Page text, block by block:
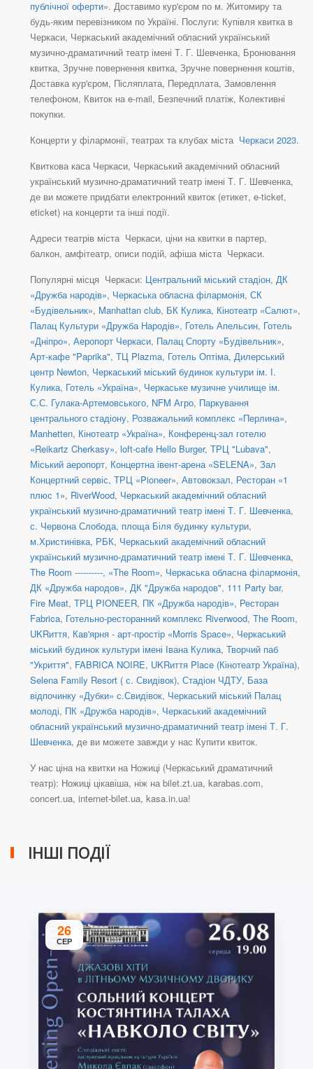
публічної оферти». Доставимо кур'єром по м. Житомиру та
будь-яким перевізником по Україні. Послуги: Купівля квитка в
Черкаси, Черкаський академічний обласний український
музично-драматичний театр імені Т. Г. Шевченка, Бронювання
квитка, Зручне повернення квитка, Зручне повернення коштів,
Доставка кур'єром, Післяплата, Передплата, Замовлення
телефоном, Квиток на e-mail, Безпечний платіж, Колективні
покупки.
Концерти у філармонії, театрах та клубах міста Черкаси 2023.
Квиткова каса Черкаси, Черкаський академічний обласний
український музично-драматичний театр імені Т. Г. Шевченка,
де ви можете придбати електронний квиток (етикет, e-ticket,
eticket) на концерти та інші події.
Адреси театрів міста Черкаси, ціни на квитки в партер,
балкон, амфітеатр, описи подій, афіша міста Черкаси.
Популярні місця Черкаси: Центральний міський стадіон, ДК
«Дружба народів», Черкаська обласна філармонія, СК
«Будівельник», Manhattan club, БК Кулика, Кінотеатр «Салют»,
Палац Культури «Дружба Народів», Готель Апельсин, Готель
«Дніпро», Аеропорт Черкаси, Палац Спорту «Будівельник»,
Арт-кафе "Paprika", ТЦ Plazma, Готель Оптіма, Дилерський
центр Newton, Черкаський міський будинок культури ім. І.
Кулика, Готель «Україна», Черкаське музичне училище ім.
С.С. Гулака-Артемовського, NFM Агро, Паркування
центрального стадіону, Розважальний комплекс «Перлина»,
Manhetten, Кінотеатр «Україна», Конференц-зал готелю
«Reikartz Cherkasy», loft-cafe Hello Burger, ТРЦ "Lubava",
Міський аеропорт, Концертна івент-арена «SELENA», Зал
Концертний сервіс, ТРЦ «Pioneer», Автовокзал, Ресторан «1
плюс 1», RiverWood, Черкаський академічний обласний
український музично-драматичний театр імені Т. Г. Шевченка,
с. Червона Слобода, площа Біля будинку культури,
м.Христинівка, РБК, Черкаський академічний обласний
український музично-драматичний театр імені Т. Г. Шевченка,
The Room ----------, «The Room», Черкаська обласна філармонія,
ДК «Дружба народов», ДК "Дружба народов", 111 Party bar,
Fire Meat, ТРЦ PIONEER, ПК «Дружба народів», Ресторан
Fabrica, Готельно-ресторанний комплекс Riverwood, The Room,
UKRиття, Кав'ярня - арт-простір «Morris Space», Черкаський
міський будинок культури імені Івана Кулика, Творчий паб
"Укриття", FABRICA NOIRE, UKRиття Place (Кінотеатр Україна),
Selena Family Resort ( с. Свидівок), Стадіон ЧДТУ, База
відпочинку «Дубки» с.Свидівок, Черкаський міський Палац
молоді, ПК «Дружба народів», Черкаський академічний
обласний український музично-драматичний театр імені Т. Г.
Шевченка, де ви можете завжди у нас Купити квиток.
У нас ціна на квитки на Ножиці (Черкаський драматичний
театр): Ножиці цікавіша, ніж на bilet.zt.ua, karabas.com,
concert.ua, internet-bilet.ua, kasa.in.ua!
ІНШІ ПОДІЇ
26
СЕР